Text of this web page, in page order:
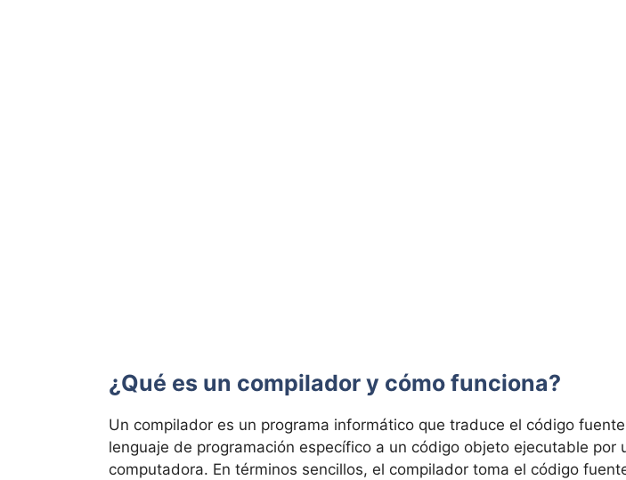
¿Qué es un compilador y cómo funciona?
Un compilador es un programa informático que traduce el código
lenguaje de programación específico a un código objeto ejecutable por
computadora. En términos sencillos, el compilador toma el código